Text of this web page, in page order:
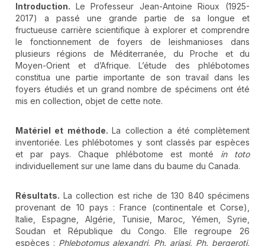
Introduction. Le Professeur Jean-Antoine Rioux (1925-
2017) a passé une grande partie de sa longue et
fructueuse carrière scientifique à explorer et comprendre
le fonctionnement de foyers de leishmanioses dans
plusieurs régions de Méditerranée, du Proche et du
Moyen-Orient et d’Afrique. L’étude des phlébotomes
constitua une partie importante de son travail dans les
foyers étudiés et un grand nombre de spécimens ont été
mis en collection, objet de cette note.
Matériel et méthode.La collection a été complètement
inventoriée. Les phlébotomes y sont classés par espèces
et par pays. Chaque phlébotome est monté in toto
individuellement sur une lame dans du baume du Canada.
Résultats. La collection est riche de 130 840 spécimens
provenant de 10 pays : France (continentale et Corse),
Italie, Espagne, Algérie, Tunisie, Maroc, Yémen, Syrie,
Soudan et République du Congo. Elle regroupe 26
espèces : Phlebotomus alexandri, Ph. ariasi, Ph. bergeroti,